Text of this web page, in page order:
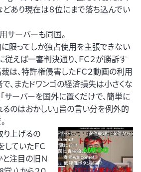
あり現在は８位にまで落ち込んでい
サーバーも同国。
限ってしか独占使用を主張できない
従えば一審判決通り、ＦＣ２が勝訴す
裁は、特許権侵害したＦＣ２動画の利用
、またドワンゴの経済損失は小さくな
サーバーを国外に置くだけで、簡単に
のはおかしい」旨の言い分を例外的
上げるの
していたＦＣ
と注目の旧Ｎ